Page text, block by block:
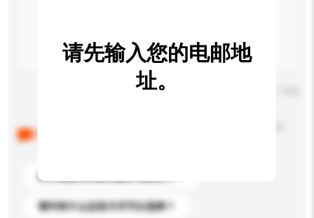
你们能提供的最优惠价格是多少？
请问有什么运送方式可以选择？
请先输入您的电邮地
址。